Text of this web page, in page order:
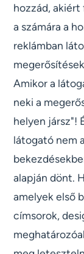
hozzád,
a számára a
reklámban
Amikor a
neki a
helyen jársz"!
látogató nem
alapján dönt.
amelyek első
címsorok,